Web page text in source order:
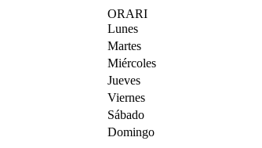
ORARI
Lunes
Martes
Miércoles
Jueves
Viernes
Sábado
Domingo